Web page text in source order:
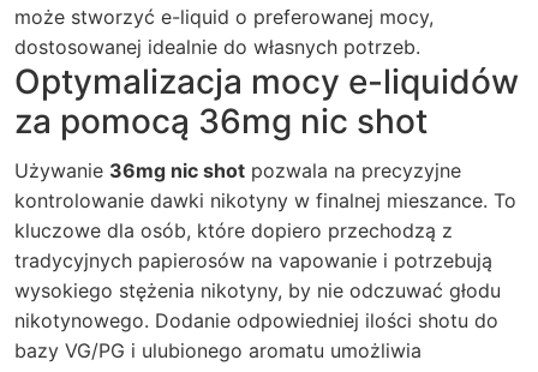
może stworzyć e-liquid o preferowanej mocy,
dostosowanej idealnie do własnych potrzeb.
Optymalizacja mocy e-liquidów
za pomocą 36mg nic shot
Używanie 36mg nic shot pozwala na precyzyjne
kontrolowanie dawki nikotyny w finalnej mieszance. To
kluczowe dla osób, które dopiero przechodzą z
tradycyjnych papierosów na vapowanie i potrzebują
wysokiego stężenia nikotyny, by nie odczuwać głodu
nikotynowego. Dodanie odpowiedniej ilości shotu do
bazy VG/PG i ulubionego aromatu umożliwia